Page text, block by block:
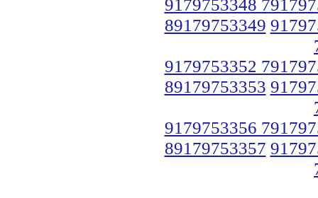
9179753348
89179753349
9179753352
89179753353
9179753356
89179753357